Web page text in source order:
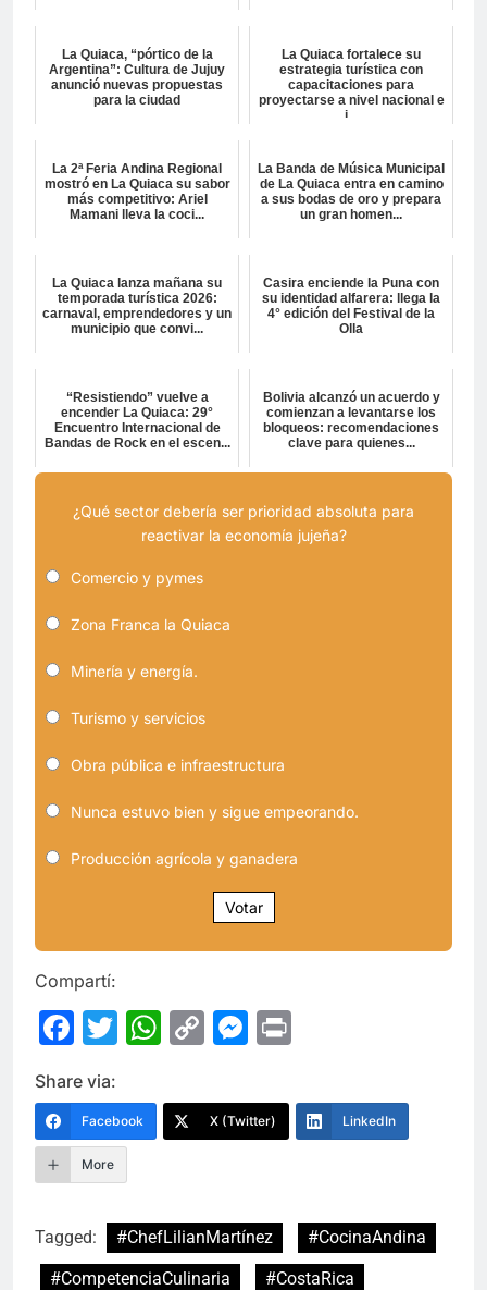
La Quiaca, “pórtico de la
Argentina”: Cultura de Jujuy
anunció nuevas propuestas
para la ciudad
La Quiaca fortalece su
estrategia turística con
capacitaciones para
proyectarse a nivel nacional e
i...
La 2ª Feria Andina Regional
mostró en La Quiaca su sabor
más competitivo: Ariel
Mamani lleva la coci...
La Banda de Música Municipal
de La Quiaca entra en camino
a sus bodas de oro y prepara
un gran homen...
La Quiaca lanza mañana su
temporada turística 2026:
carnaval, emprendedores y un
municipio que convi...
Casira enciende la Puna con
su identidad alfarera: llega la
4° edición del Festival de la
Olla
“Resistiendo” vuelve a
encender La Quiaca: 29°
Encuentro Internacional de
Bandas de Rock en el escen...
Bolivia alcanzó un acuerdo y
comienzan a levantarse los
bloqueos: recomendaciones
clave para quienes...
¿Qué sector debería ser prioridad absoluta para
reactivar la economía jujeña?
Comercio y pymes
Zona Franca la Quiaca
Minería y energía.
Turismo y servicios
Obra pública e infraestructura
Nunca estuvo bien y sigue empeorando.
Producción agrícola y ganadera
Votar
Compartí:
Facebook
Twitter
WhatsApp
CopyMessenger
Share via:
Facebook X (Twitter) LinkedIn
More
Tagged: #ChefLilianMartínez
#CocinaAndina
#CompetenciaCulinaria
#CostaRica